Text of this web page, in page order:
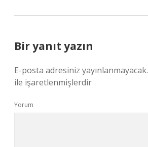
Bir yanıt yazın
E-posta adresiniz yayınlanmayacak.
ile işaretlenmişlerdir
Yorum